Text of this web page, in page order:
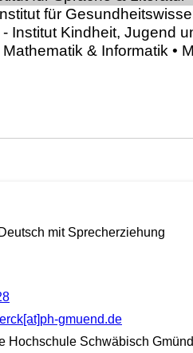
mit Sprecherziehung
gmuend.de
Hochschule Schwäbisch Gmünd